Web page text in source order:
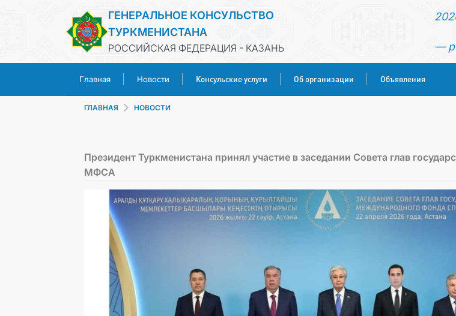
ГЕНЕРАЛЬНОЕ КОНСУЛЬСТВО
ТУРКМЕНИСТАНА
РОССИЙСКАЯ ФЕДЕРАЦИЯ - КАЗАНЬ
—
Главная Новости Консульские услуги Об организации Объявления
ОБ ОРГАНИЗАЦИИ
ГЛАВНАЯ НОВОСТИ
Президент Туркменистана принял участие в заседании Совета глав
МФСА